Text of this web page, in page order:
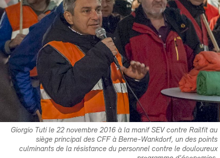
Giorgio Tuti le 22 novembre 2016 à la manif SEV contre Railfit au
siège principal des CFF à Berne-Wankdorf, un des points
culminants de la résistance du personnel contre le douloureux